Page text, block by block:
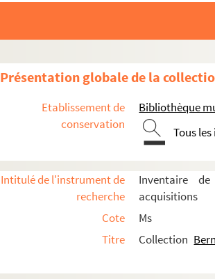
Présentation globale de la
Etablissement de
conservation
Bibliothèque
Tous
Intitulé de l'instrument de
recherche
Inventaire
acquisitions
Cote
Ms
Titre
Collection